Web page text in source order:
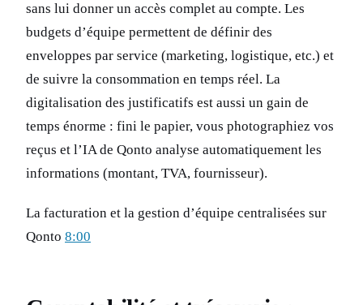
sans lui donner un accès complet au compte. Les
budgets d’équipe permettent de définir des
enveloppes par service (marketing, logistique, etc.) et
de suivre la consommation en temps réel. La
digitalisation des justificatifs est aussi un gain de
temps énorme : fini le papier, vous photographiez vos
reçus et l’IA de Qonto analyse automatiquement les
informations (montant, TVA, fournisseur).
La facturation et la gestion d’équipe centralisées sur
Qonto 8:00